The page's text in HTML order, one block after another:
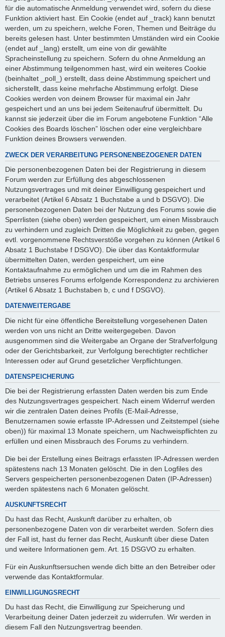
für die automatische Anmeldung verwendet wird, sofern du diese
Funktion aktiviert hast. Ein Cookie (endet auf _track) kann benutzt
werden, um zu speichern, welche Foren, Themen und Beiträge du
bereits gelesen hast. Unter bestimmten Umständen wird ein Cookie
(endet auf _lang) erstellt, um eine von dir gewählte
Spracheinstellung zu speichern. Sofern du ohne Anmeldung an
einer Abstimmung teilgenommen hast, wird ein weiteres Cookie
(beinhaltet _poll_) erstellt, dass deine Abstimmung speichert und
sicherstellt, dass keine mehrfache Abstimmung erfolgt. Diese
Cookies werden von deinem Browser für maximal ein Jahr
gespeichert und an uns bei jedem Seitenaufruf übermittelt. Du
kannst sie jederzeit über die im Forum angebotene Funktion “Alle
Cookies des Boards löschen” löschen oder eine vergleichbare
Funktion deines Browsers verwenden.
ZWECK DER VERARBEITUNG PERSONENBEZOGENER DATEN
Die personenbezogenen Daten bei der Registrierung in diesem
Forum werden zur Erfüllung des abgeschlossenen
Nutzungsvertrages und mit deiner Einwilligung gespeichert und
verarbeitet (Artikel 6 Absatz 1 Buchstabe a und b DSGVO). Die
personenbezogenen Daten bei der Nutzung des Forums sowie die
Sperrlisten (siehe oben) werden gespeichert, um einen Missbrauch
zu verhindern und zugleich Dritten die Möglichkeit zu geben, gegen
evtl. vorgenommene Rechtsverstöße vorgehen zu können (Artikel 6
Absatz 1 Buchstabe f DSGVO). Die über das Kontaktformular
übermittelten Daten, werden gespeichert, um eine
Kontaktaufnahme zu ermöglichen und um die im Rahmen des
Betriebs unseres Forums erfolgende Korrespondenz zu archivieren
(Artikel 6 Absatz 1 Buchstaben b, c und f DSGVO).
DATENWEITERGABE
Die nicht für eine öffentliche Bereitstellung vorgesehenen Daten
werden von uns nicht an Dritte weitergegeben. Davon
ausgenommen sind die Weitergabe an Organe der Strafverfolgung
oder der Gerichtsbarkeit, zur Verfolgung berechtigter rechtlicher
Interessen oder auf Grund gesetzlicher Verpflichtungen.
DATENSPEICHERUNG
Die bei der Registrierung erfassten Daten werden bis zum Ende
des Nutzungsvertrages gespeichert. Nach einem Widerruf werden
wir die zentralen Daten deines Profils (E-Mail-Adresse,
Benutzernamen sowie erfasste IP-Adressen und Zeitstempel (siehe
oben)) für maximal 13 Monate speichern, um Nachweispflichten zu
erfüllen und einen Missbrauch des Forums zu verhindern.
Die bei der Erstellung eines Beitrags erfassten IP-Adressen werden
spätestens nach 13 Monaten gelöscht. Die in den Logfiles des
Servers gespeicherten personenbezogenen Daten (IP-Adressen)
werden spätestens nach 6 Monaten gelöscht.
AUSKUNFTSRECHT
Du hast das Recht, Auskunft darüber zu erhalten, ob
personenbezogene Daten von dir verarbeitet werden. Sofern dies
der Fall ist, hast du ferner das Recht, Auskunft über diese Daten
und weitere Informationen gem. Art. 15 DSGVO zu erhalten.
Für ein Auskunftsersuchen wende dich bitte an den Betreiber oder
verwende das Kontaktformular.
EINWILLIGUNGSRECHT
Du hast das Recht, die Einwilligung zur Speicherung und
Verarbeitung deiner Daten jederzeit zu widerrufen. Wir werden in
diesem Fall den Nutzungsvertrag beenden.